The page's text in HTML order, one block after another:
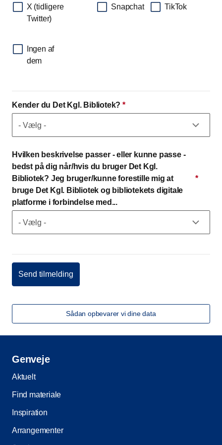
X (tidligere
Twitter)
Snapchat TikTok
Ingen af
dem
Kender du Det Kgl. Bibliotek? *
Hvilken beskrivelse passer - eller kunne passe -
bedst på dig når/hvis du bruger Det Kgl.
Bibliotek? Jeg bruger/kunne forestille mig at
bruge Det Kgl. Bibliotek og bibliotekets digitale
platforme i forbindelse med...
*
Sådan opbevarer vi dine data
Genveje
Aktuelt
Find materiale
Inspiration
Arrangementer